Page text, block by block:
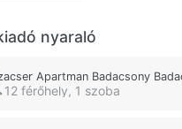
nyaraló
Apartman Badacsony
12 férőhely, 1 szoba